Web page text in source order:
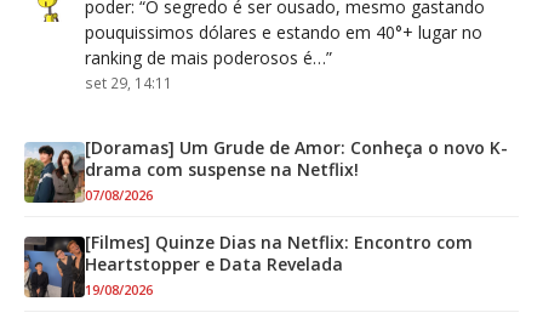
poder: “O segredo é ser ousado, mesmo gastando
pouquissimos dólares e estando em 40°+ lugar no
ranking de mais poderosos é…”
set 29, 14:11
[Doramas] Um Grude de Amor: Conheça o novo K-
drama com suspense na Netflix!
07/08/2026
[Filmes] Quinze Dias na Netflix: Encontro com
Heartstopper e Data Revelada
19/08/2026